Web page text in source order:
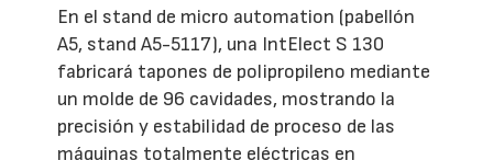
En el stand de micro automation (pabellón
A5, stand A5-5117), una IntElect S 130
fabricará tapones de polipropileno mediante
un molde de 96 cavidades, mostrando la
precisión y estabilidad de proceso de las
máquinas totalmente eléctricas en